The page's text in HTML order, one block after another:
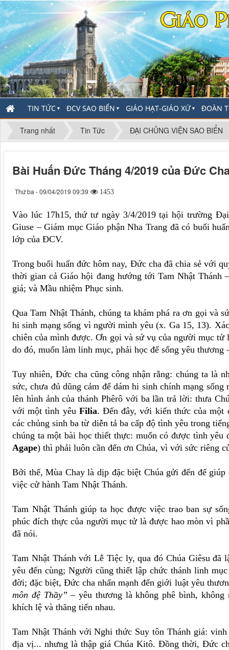
TIN TỨC ▼ ĐCV SAO BIỂN ▼ GIÁO HẠT-GIÁO XỨ▼ ĐOÀN
Trang nhất Tin Tức ĐẠI CHỦNG VIỆN SAO BIỂN
Bài Huấn Đức Tháng 4/2019 của Đức
Thứ ba - 09/04/2019 09:39 1453
Vào lúc 17h15, thứ tư ngày 3/4/2019 tại hội trường
Giuse – Giám mục Giáo phận Nha Trang đã có buổi
lớp của ĐCV.
Trong buổi huấn đức hôm nay, Đức cha đã chia sẻ với
thời gian cả Giáo hội đang hướng tới Tam Nhật Thánh
giá; và Mầu nhiệm Phục sinh.
Qua Tam Nhật Thánh, chúng ta khám phá ra ơn gọi và
hi sinh mạng sống vì người mình yêu (x. Ga 15, 13).
chiên của mình được. Ơn gọi và sứ vụ của người mục
do đó, muốn làm linh mục, phải học để sống yêu thương
Tuy nhiên, Đức cha cũng công nhận rằng: chúng ta là
sức, chưa đủ dũng cảm để dám hi sinh chính mạng
lên hình ảnh của thánh Phêrô với ba lần trả lời: thưa
với một tình yêu Filia. Đến đây, với kiến thức của một
các chủng sinh ba từ diễn tả ba cấp độ tình yêu trong
chúng ta một bài học thiết thực: muốn có được tình
Agape) thì phải luôn cần đến ơn Chúa, vì với sức riêng
Bởi thế, Mùa Chay là dịp đặc biệt Chúa gửi đến để
việc cử hành Tam Nhật Thánh.
Tam Nhật Thánh giúp ta học được việc trao ban sự
phúc đích thực của người mục tử là được hao mòn vì
đã nói.
Tam Nhật Thánh với Lễ Tiệc ly, qua đó Chúa Giêsu
yêu đến cùng; Người cũng thiết lập chức thánh linh
đời; đặc biệt, Đức cha nhấn mạnh đến giới luật yêu
môn đệ Thầy” – yêu thương là không phê bình,
khích lệ và thăng tiến nhau.
Tam Nhật Thánh với Nghi thức Suy tôn Thánh giá:
địa vị... nhưng là thập giá Chúa Kitô. Đồng thời, Đức